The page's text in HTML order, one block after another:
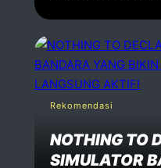
Rekomendasi
NOTHING TO
SIMULATOR